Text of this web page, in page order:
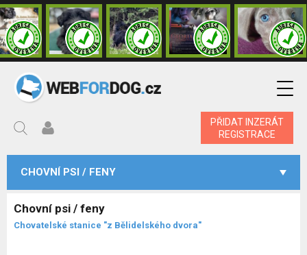
PŘIDAT INZERÁT
REGISTRACE
CHOVNÍ PSI / FENY
Chovní psi / feny
Chovatelské stanice "z Bělidelského dvora"